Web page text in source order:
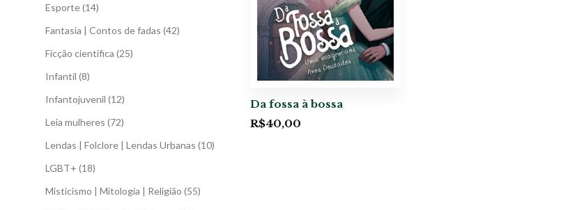
Esporte(14)
Fantasia | Contos de fadas (42)
Ficção científica (25)
Infantil (8)
Infantojuvenil (12)
Leia mulheres (72)
Lendas | Folclore | Lendas Urbanas (10)
LGBT+ (18)
Misticismo | Mitologia | Religião (55)
Da fossa à bossa
R$40,00